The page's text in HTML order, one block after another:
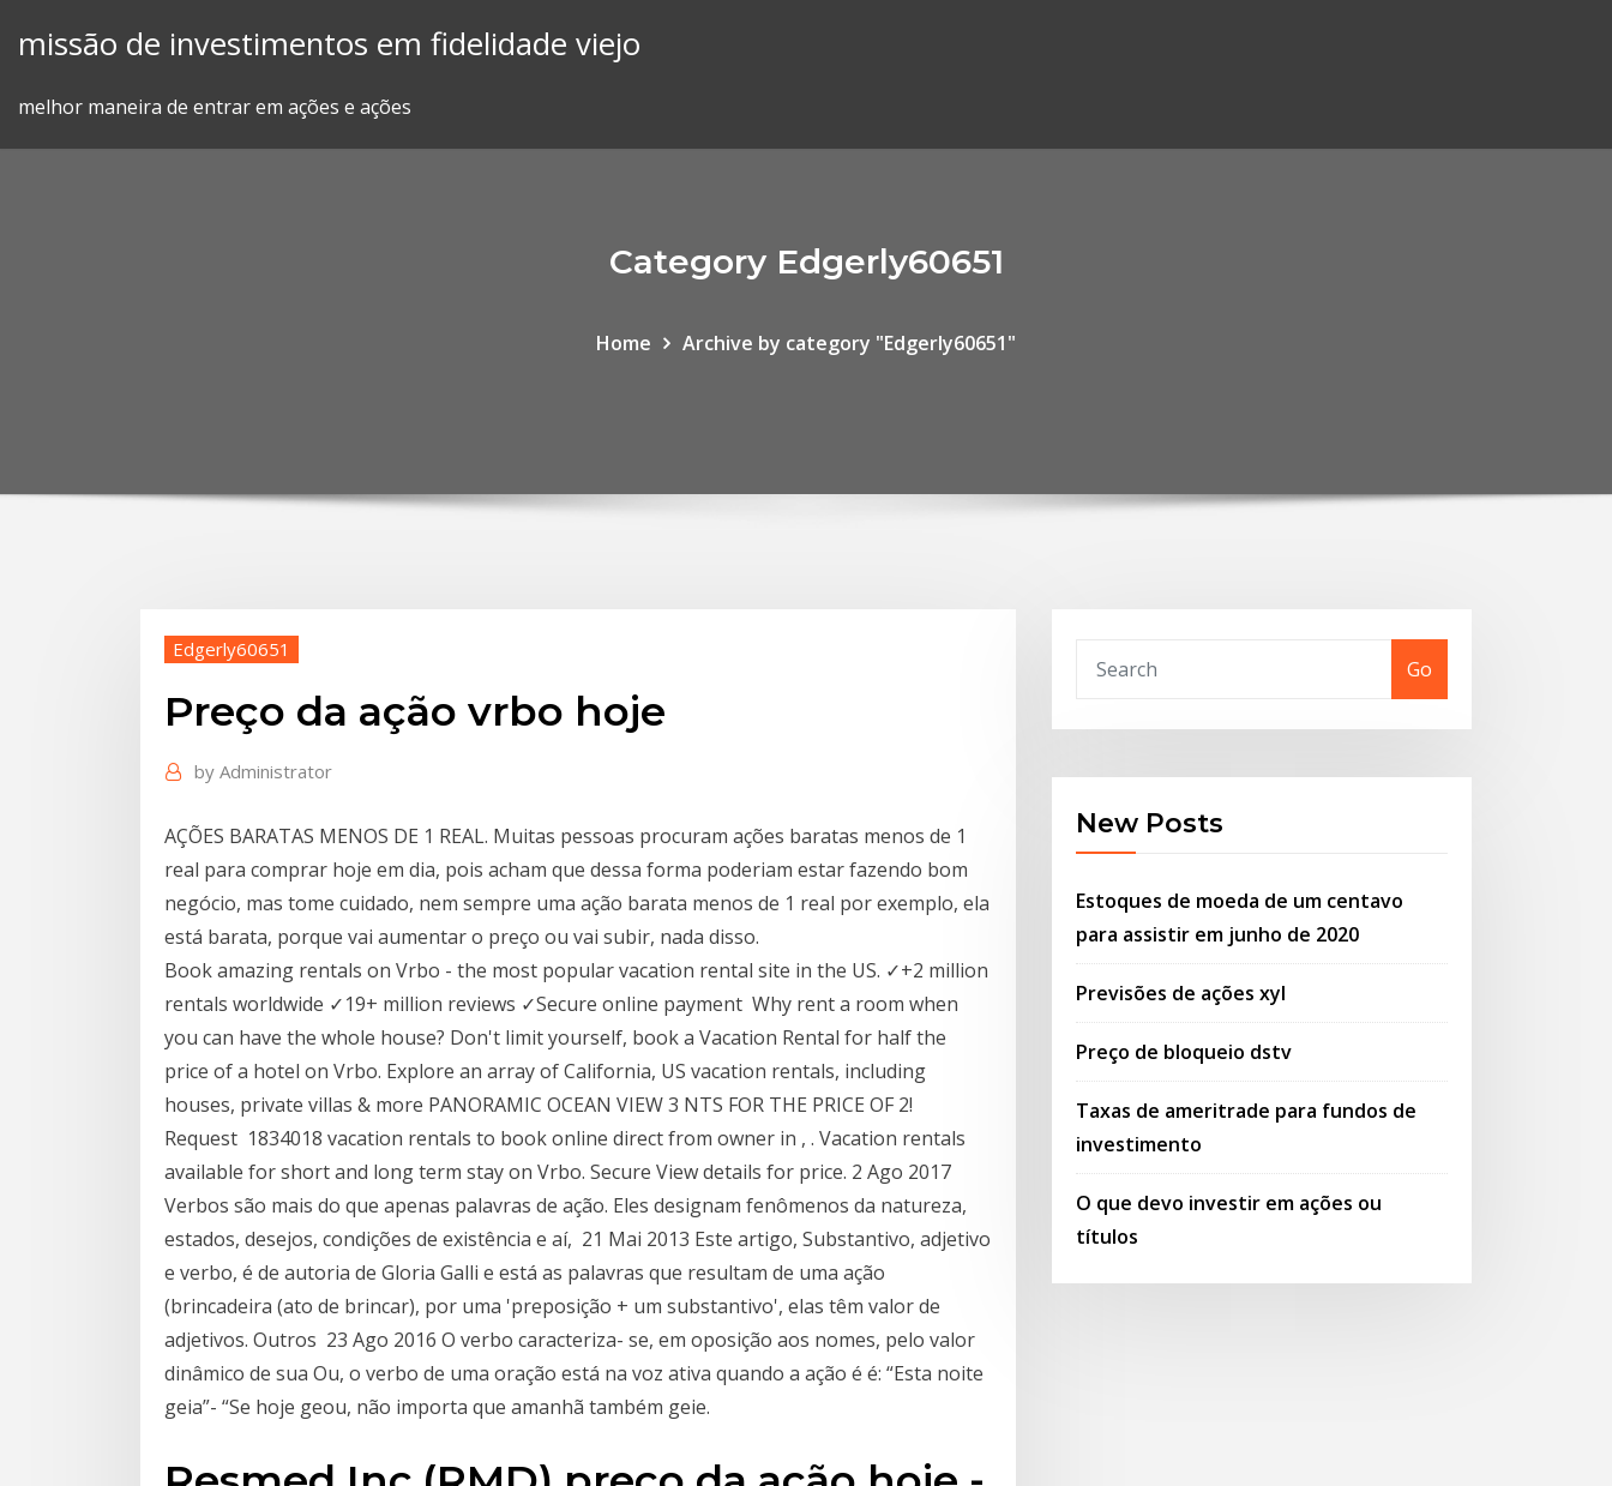
missão de investimentos em fidelidade viejo
melhor maneira de entrar em ações e ações
Category Edgerly60651
Home Archive by category "Edgerly60651"
Edgerly60651
Preço da ação vrbo hoje
by Administrator
AÇÕES BARATAS MENOS DE 1 REAL. Muitas pessoas procuram ações baratas menos de 1
real para comprar hoje em dia, pois acham que dessa forma poderiam estar fazendo bom
negócio, mas tome cuidado, nem sempre uma ação barata menos de 1 real por exemplo, ela
está barata, porque vai aumentar o preço ou vai subir, nada disso.
Book amazing rentals on Vrbo - the most popular vacation rental site in the US. ✓+2 million
rentals worldwide ✓19+ million reviews ✓Secure online payment Why rent a room when
you can have the whole house? Don't limit yourself, book a Vacation Rental for half the
price of a hotel on Vrbo. Explore an array of California, US vacation rentals, including
houses, private villas & more PANORAMIC OCEAN VIEW 3 NTS FOR THE PRICE OF 2!
Request 1834018 vacation rentals to book online direct from owner in , . Vacation rentals
available for short and long term stay on Vrbo. Secure View details for price. 2 Ago 2017
Verbos são mais do que apenas palavras de ação. Eles designam fenômenos da natureza,
estados, desejos, condições de existência e aí, 21 Mai 2013 Este artigo, Substantivo, adjetivo
e verbo, é de autoria de Gloria Galli e está as palavras que resultam de uma ação
(brincadeira (ato de brincar), por uma 'preposição + um substantivo', elas têm valor de
adjetivos. Outros 23 Ago 2016 O verbo caracteriza- se, em oposição aos nomes, pelo valor
dinâmico de sua Ou, o verbo de uma oração está na voz ativa quando a ação é é: “Esta noite
geia”- “Se hoje geou, não importa que amanhã também geie.
Go
New Posts
Estoques de moeda de um centavo
para assistir em junho de 2020
Previsões de ações xyl
Preço de bloqueio dstv
Taxas de ameritrade para fundos de
investimento
O que devo investir em ações ou
títulos